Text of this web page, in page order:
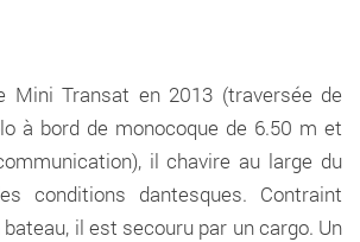
Mini Transat en 2013 (traversée de
à bord de monocoque de 6.50 m et
il chavire au large du
conditions dantesques. Contraint
bateau, il est secouru par un cargo. Un